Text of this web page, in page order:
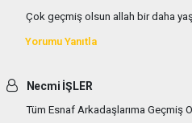
Çok geçmiş olsun allah bir daha
Yorumu Yanıtla
Necmi İŞLER
Tüm Esnaf Arkadaşlarıma Geçmiş